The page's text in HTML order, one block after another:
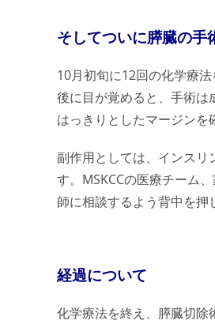
そしてついに膵臓の手
10月初旬に12回の化学療
後に目が覚めると、手術は
はっきりとしたマージン
副作用としては、インス
す。MSKCCの医療チーム
師に相談するよう背中を押
経過について
化学療法を終え、膵臓切除